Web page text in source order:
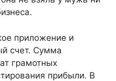
приложение и
счет. Сумма
грамотных
прибыли. В